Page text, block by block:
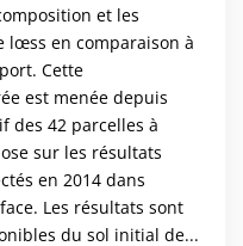
et les
lœss en comparaison à
Cette
est menée depuis
des 42 parcelles à
sur les résultats
en 2014 dans
Les résultats sont
du sol initial de...